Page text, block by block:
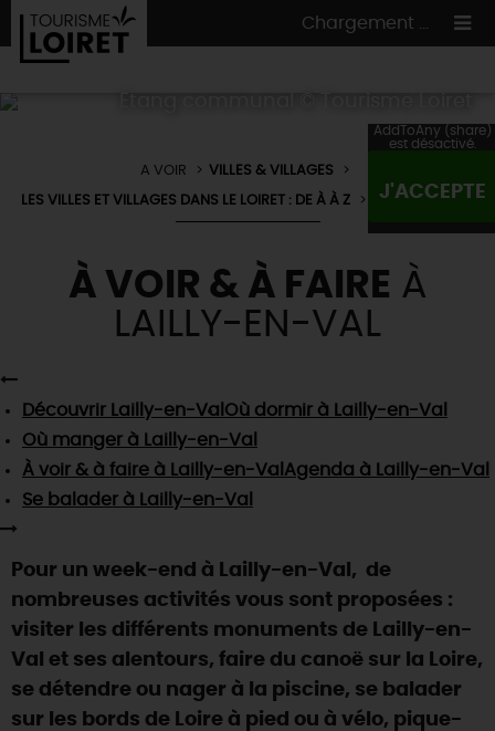
Chargement ...
ON A TESTÉPOUR VOUS
VOSENVIES
LES INCONTOURNABLES MADE IN LOIRET
HÉBERGEMENTS
HÉBERGEMENTS
CULTURE
NATURE
TOUTES LES VISITES
EN MODE CIRCUITS & BALADES
EN MODENATURE& AVENTURE
...ETAUSSI
Nosmarchés
Artistes et Artisans d'Art
Nosspécialités du terroiretproducteurs
Visitesgourmandesetcréatives
Chic,une aire de pique-nique
Par ici lesguinguettes
Que rapporter du Loiret ?
La Route desMétiers d'Art
TOUT L'ART DE VIVRE
A NE PASRATER
Téléchargez le Guide de l'été 2026 🤽🌞
Avis de fraicheur ici pour éviter la chaleur 🥵
(re)Découvrir les coulisses de la Faïencerie de
Gien !
Expérimenterles parcours Baludik🕵️
Une saison de festivals 🎉
Rendez-vous de la nature en 2026
TOURISME &
SE REPÉRER,SE DÉPLACER
INFOS & SERVICES
RÉSERVER MAINTENANT
A VOIR VILLES & VILLAGES
LES VILLES ET VILLAGES DANS LE LOIRET : DE À À Z LAILLY-EN-VAL
À VOIR & À FAIRE À
LAILLY-EN-VAL
Découvrir Lailly-en-Val Où dormir à Lailly-en-Val
Où manger à Lailly-en-Val
À voir & à faire à Lailly-en-Val Agenda à Lailly-en-Val
Se balader à Lailly-en-Val
Pour un week-end à Lailly-en-Val, de
nombreuses activités vous sont proposées :
visiter les différents monuments de Lailly-en-
Val et ses alentours, faire du canoë sur la Loire,
se détendre ou nager à la piscine, se balader
sur les bords de Loire à pied ou à vélo, pique-
AddToAny (share)
est désactivé.
J'ACCEPTE